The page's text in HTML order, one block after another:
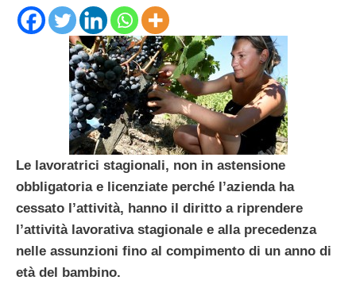
Le lavoratrici stagionali, non in astensione
obbligatoria e licenziate perché l’azienda ha
cessato l’attività, hanno il diritto a riprendere
l’attività lavorativa stagionale e alla precedenza
nelle assunzioni fino al compimento di un anno di
età del bambino.